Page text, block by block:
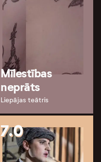
Mīlestības
neprāts
Liepājas teātris
7.0